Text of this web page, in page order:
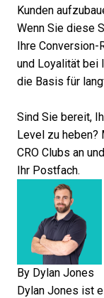
Kunden
Wenn Sie diese
Ihre
und Loyalität bei
die Basis für
Sind Sie bereit,
Level zu
CRO Clubs an und
Ihr Postfach.
By Dylan Jones
Dylan Jones ist